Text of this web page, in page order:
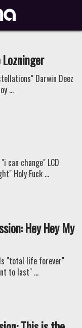
Darwin Deez
...
can change" LCD
Holy Fuck ...
Hey Hey My
"total life forever"
to last" ...